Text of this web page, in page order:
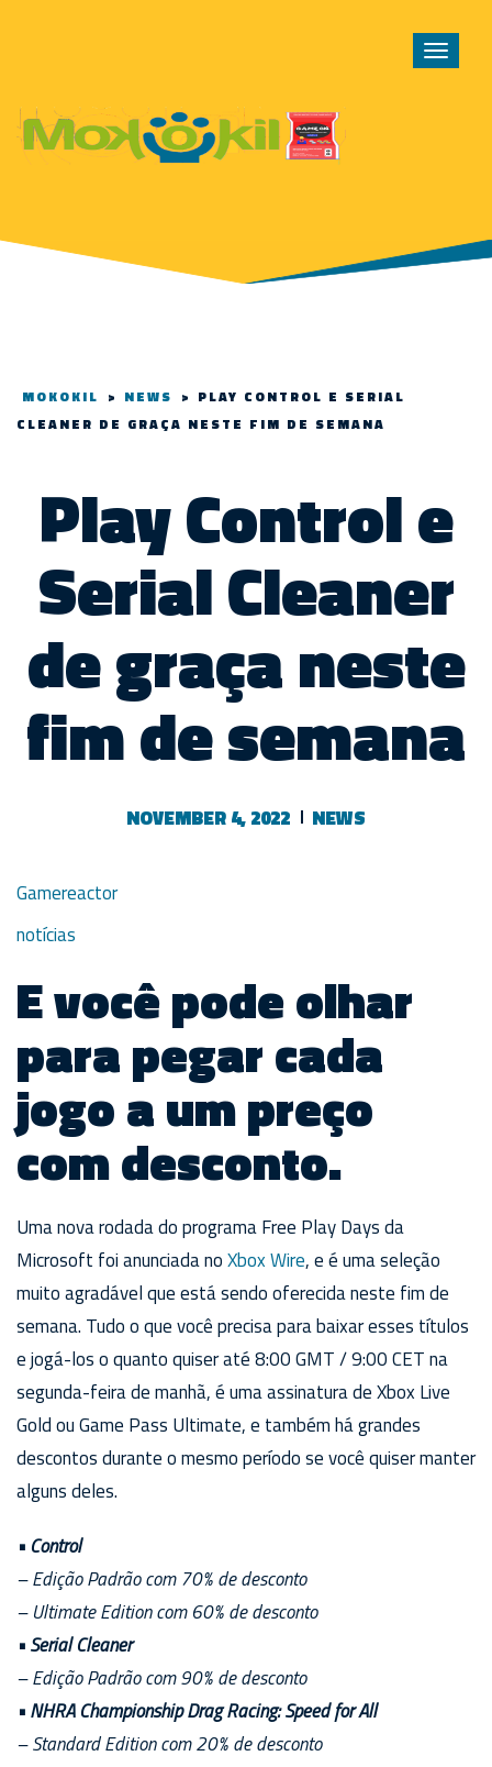
Toggle
MOKOKIL > NEWS > PLAY CONTROL E SERIAL
CLEANER DE GRAÇA NESTE FIM DE SEMANA
Play Control e
Serial Cleaner
de graça neste
fim de semana
NOVEMBER 4, 2022 NEWS
Gamereactor
notícias
E você pode olhar
para pegar cada
jogo a um preço
com desconto.
Uma nova rodada do programa Free Play Days da
Microsoft foi anunciada noXbox Wire, e é uma seleção
muito agradável que está sendo oferecida neste fim de
semana. Tudo o que você precisa para baixar esses títulos
e jogá-los o quanto quiser até 8:00 GMT / 9:00 CET na
segunda-feira de manhã, é uma assinatura de Xbox Live
Gold ou Game Pass Ultimate, e também há grandes
descontos durante o mesmo período se você quiser manter
alguns deles.
• Control
– Edição Padrão com 70% de desconto
– Ultimate Edition com 60% de desconto
• Serial Cleaner
– Edição Padrão com 90% de desconto
• NHRA Championship Drag Racing: Speed for All
– Standard Edition com 20% de desconto